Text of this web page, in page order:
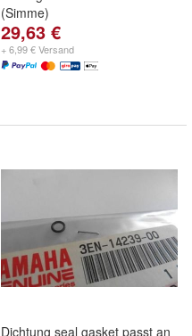
(Simme)
29,63 €
+ 6,99 € Versand
Dichtung seal gasket passt an